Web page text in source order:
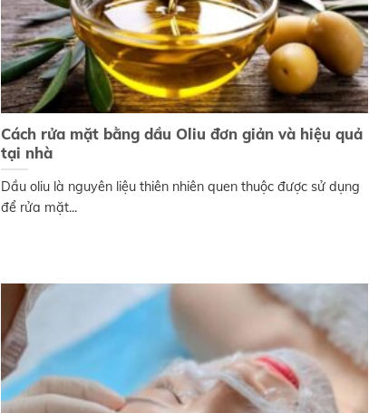
Cách rửa mặt bằng dầu Oliu đơn giản và hiệu quả
tại nhà
Dầu oliu là nguyên liệu thiên nhiên quen thuộc được sử dụng
để rửa mặt...